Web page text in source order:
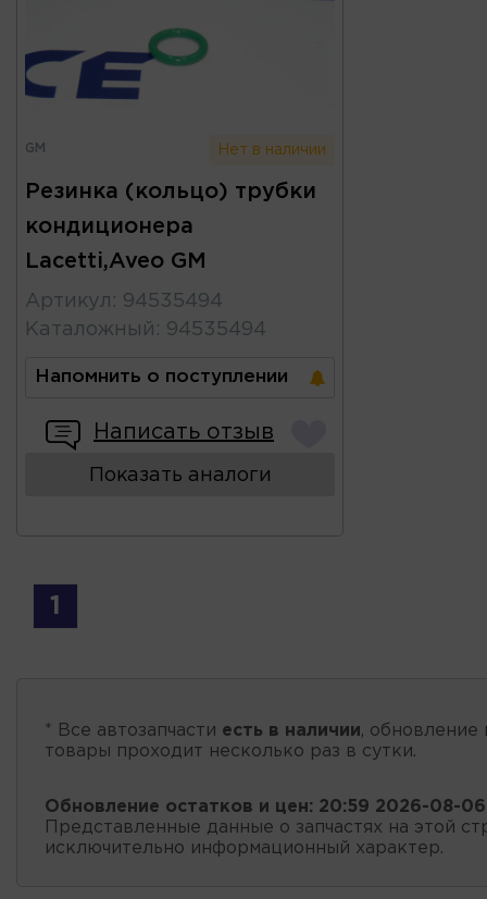
GM Нет в наличии
Резинка (кольцо) трубки
кондиционера
Lacetti,Aveo GM
Артикул : 94535494
Каталожный : 94535494
Напомнить о поступлении
Написать отзыв
Показать аналоги
1
* Все автозапчасти есть в наличии, обновление
товары проходит несколько раз в сутки.
Обновление остатков и цен: 20:59 2026-08-06
Представленные данные о запчастях на этой
исключительно информационный характер.